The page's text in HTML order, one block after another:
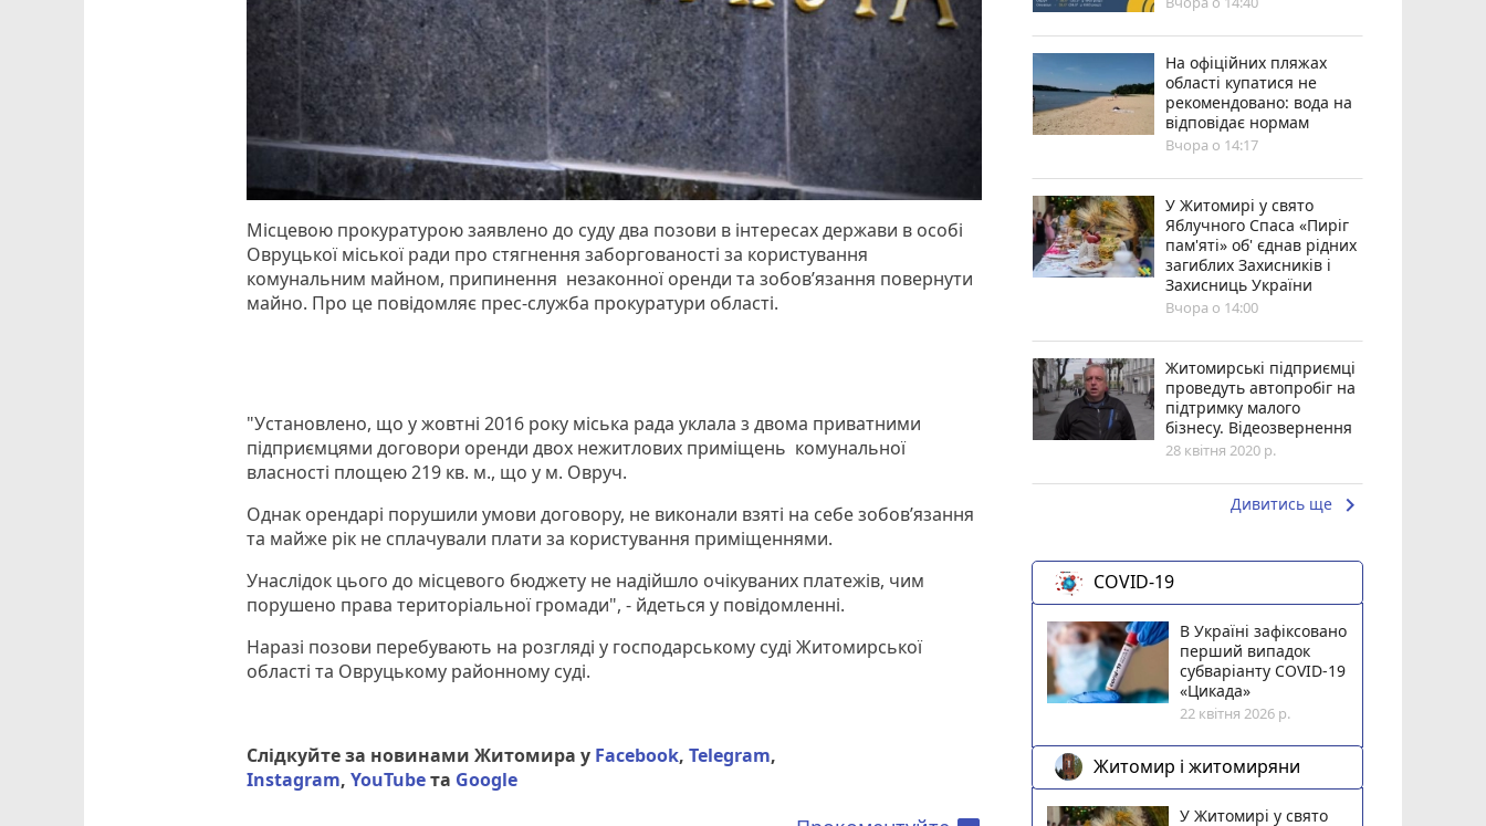
Місцевою прокуратурою заявлено до суду два позови в інтересах держави в особі
Овруцької міської ради про стягнення заборгованості за користування
комунальним майном, припинення незаконної оренди та зобов’язання повернути
майно. Про це повідомляє прес-служба прокуратури області.
"Установлено, що у жовтні 2016 року міська рада уклала з двома приватними
підприємцями договори оренди двох нежитлових приміщень комунальної
власності площею 219 кв. м., що у м. Овруч.
Однак орендарі порушили умови договору, не виконали взяті на себе зобов’язання
та майже рік не сплачували плати за користування приміщеннями.
Унаслідок цього до місцевого бюджету не надійшло очікуваних платежів, чим
порушено права територіальної громади", - йдеться у повідомленні.
Наразі позови перебувають на розгляді у господарському суді Житомирської
області та Овруцькому районному суді.
Слідкуйте за новинами Житомира у Facebook,Telegram,
Instagram,YouTubeта Google
На офіційних пляжах
області купатися не
рекомендовано: вода на
відповідає нормам
Вчора о 14:17
У Житомирі у свято
Яблучного Спаса «Пиріг
пам'яті» об' єднав рідних
загиблих Захисників і
Захисниць України
Вчора о 14:00
Житомирські підприємці
проведуть автопробіг на
підтримку малого
бізнесу. Відеозвернення
28 квітня 2020 р.
Дивитись ще keyboard_arrow_right
COVID-19
В Україні зафіксовано
перший випадок
субваріанту COVID-19
«Цикада»
22 квітня 2026 р.
Житомир і житомиряни
У Житомирі у свято